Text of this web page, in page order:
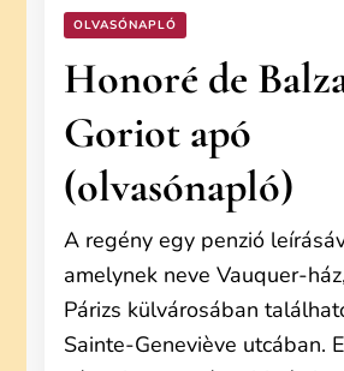
OLVASÓNAPLÓ
Honoré de
Goriot apó
(olvasónapló)
A regény egy penzió
amelynek neve Vauquer-
Párizs külvárosában
Sainte-Geneviève utcában.